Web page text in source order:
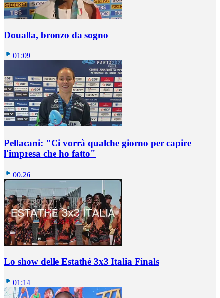
Doualla, bronzo da sogno
01:09
Pellacani: "Ci vorrà qualche giorno per capire
l'impresa che ho fatto"
00:26
Lo show delle Estathé 3x3 Italia Finals
01:14